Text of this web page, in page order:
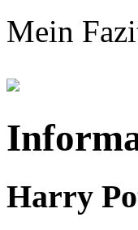
Mein
Harry